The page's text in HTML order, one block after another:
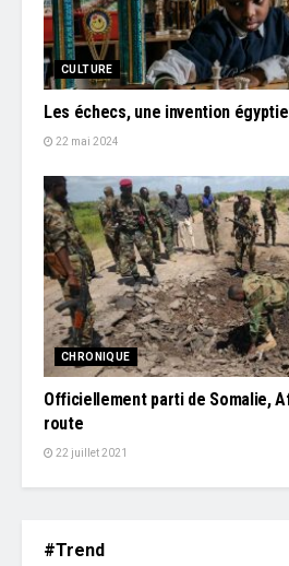
CULTURE
Les échecs, une invention
22 mai 2024
CHRONIQUE
Officiellement parti de Somalie,
route
22 juillet 2021
#Trend